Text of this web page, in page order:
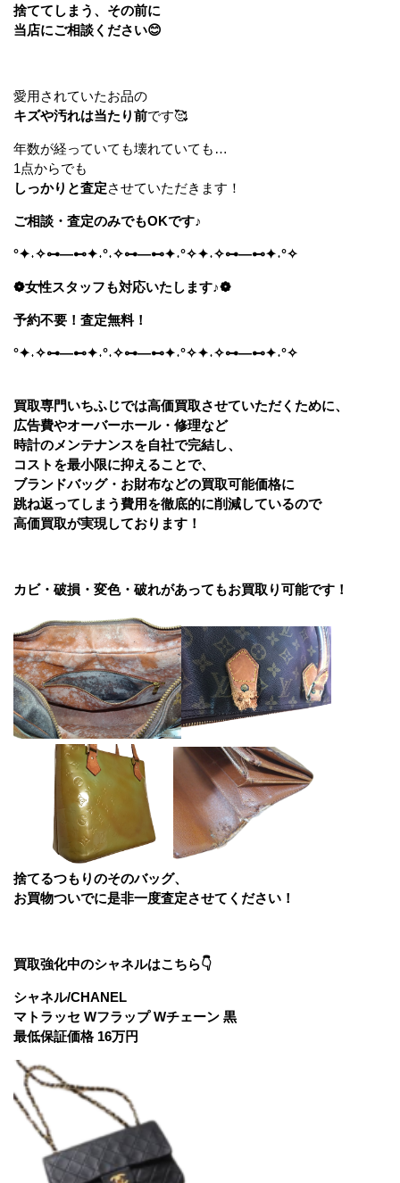
捨ててしまう、その前に
当店にご相談ください😊
愛用されていたお品の
キズや汚れは当たり前です🥰
年数が経っていても壊れていても…
1点からでも
しっかりと査定させていただきます！
ご相談・査定のみでもOKです♪
°✦˖✧⊶—⊷✦˖°˖✧⊶—⊷✦˖°✧✦˖✧⊶—⊷✦˖°✧
❁女性スタッフも対応いたします♪❁
予約不要！査定無料！
°✦˖✧⊶—⊷✦˖°˖✧⊶—⊷✦˖°✧✦˖✧⊶—⊷✦˖°✧
買取専門いちふじでは高価買取させていただくために、
広告費やオーバーホール・修理など
時計のメンテナンスを自社で完結し、
コストを最小限に抑えることで、
ブランドバッグ・お財布などの買取可能価格に
跳ね返ってしまう費用を徹底的に削減しているので
高価買取が実現しております！
カビ・破損・変色・破れがあってもお買取り可能です！
捨てるつもりのそのバッグ、
お買物ついでに是非一度査定させてください！
買取強化中のシャネルはこちら👇
シャネル/CHANEL
マトラッセ Wフラップ Wチェーン 黒
最低保証価格 16万円